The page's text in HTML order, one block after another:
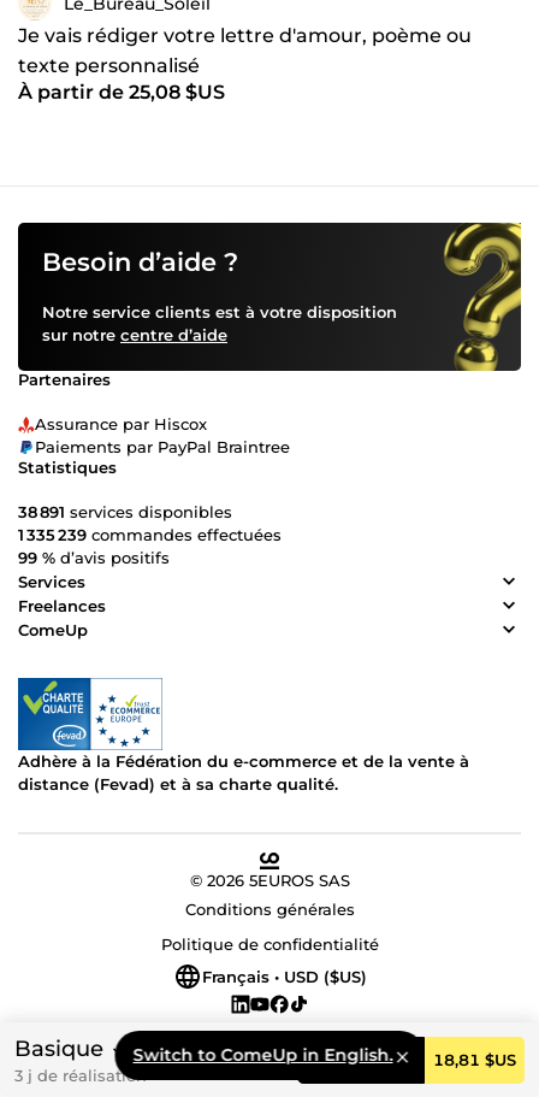
Basique
3 j de réalisation
Commander 18,81 $US
Je vais rédiger votre lettre d'amour, poème ou
texte personnalisé
À partir de 25,08 $US
Switch to ComeUp in English.
Besoin d’aide ?
Notre service clients est à votre disposition
sur notre centre d’aide
Partenaires
Assurance par Hiscox
Paiements par PayPal Braintree
Statistiques
38 891 services disponibles
1 335 239 commandes effectuées
99 % d’avis positifs
Services
Freelances
ComeUp
Adhère à la Fédération du e-commerce et de la vente à
distance (Fevad) et à sa charte qualité.
© 2026 5EUROS SAS
Conditions générales
Politique de confidentialité
Français • USD ($US)